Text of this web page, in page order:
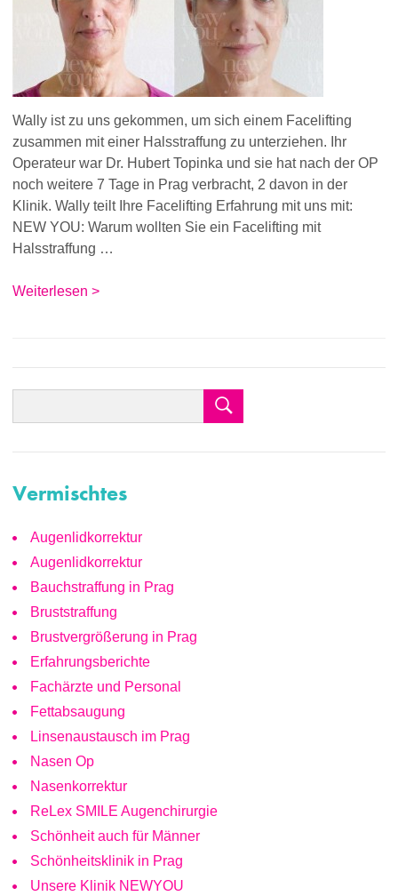
Wally ist zu uns gekommen, um sich einem Facelifting
zusammen mit einer Halsstraffung zu unterziehen. Ihr
Operateur war Dr. Hubert Topinka und sie hat nach der OP
noch weitere 7 Tage in Prag verbracht, 2 davon in der
Klinik. Wally teilt Ihre Facelifting Erfahrung mit uns mit:
NEW YOU: Warum wollten Sie ein Facelifting mit
Halsstraffung …
Weiterlesen >
Vermischtes
Augenlidkorrektur
Augenlidkorrektur
Bauchstraffung in Prag
Bruststraffung
Brustvergrößerung in Prag
Erfahrungsberichte
Fachärzte und Personal
Fettabsaugung
Linsenaustausch im Prag
Nasen Op
Nasenkorrektur
ReLex SMILE Augenchirurgie
Schönheit auch für Männer
Schönheitsklinik in Prag
Unsere Klinik NEWYOU